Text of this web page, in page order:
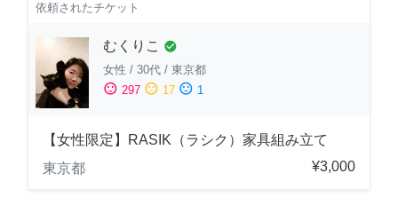
依頼されたチケット
むくりこ check_circle
女性 / 30代 / 東京都
sentiment_satisfied 297 sentiment_neutral 17 sentiment_dissatisfied 1
【女性限定】RASIK（ラシク）家具組み立て
東京都
¥3,000